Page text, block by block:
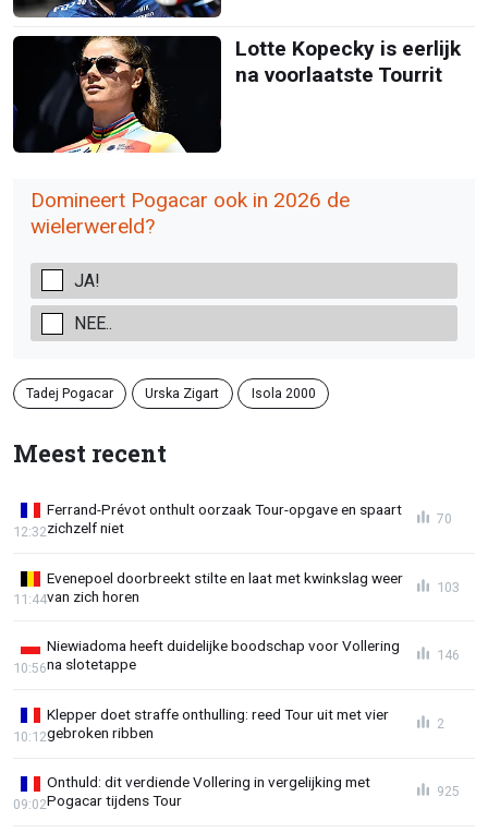
Lotte Kopecky is eerlijk
na voorlaatste Tourrit
Domineert Pogacar ook in 2026 de
wielerwereld?
JA!
NEE..
Tadej Pogacar Urska Zigart Isola 2000
Meest recent
Ferrand-Prévot onthult oorzaak Tour-opgave en spaart
zichzelf niet
12:32
70
Evenepoel doorbreekt stilte en laat met kwinkslag weer
van zich horen
11:44
103
Niewiadoma heeft duidelijke boodschap voor Vollering
na slotetappe
10:56
146
Klepper doet straffe onthulling: reed Tour uit met vier
gebroken ribben
10:12
2
Onthuld: dit verdiende Vollering in vergelijking met
Pogacar tijdens Tour
09:02
925